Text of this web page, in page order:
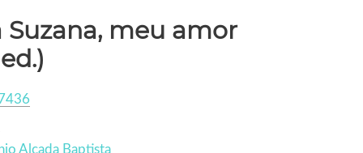
Suzana, meu amor
ed.)
Alçada Baptista